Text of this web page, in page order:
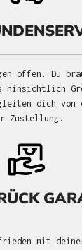
offen. Du
hinsichtlich
dich von
Zustellung.
mit